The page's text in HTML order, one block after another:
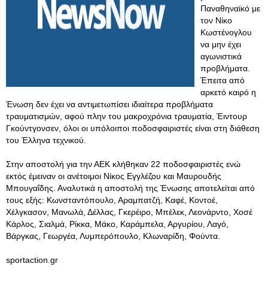
Παναθηναϊκό με
τον Νίκο
Κωστένογλου
να μην έχει
αγωνιστικά
προβλήματα.
Έπειτα από
αρκετό καιρό η
Ένωση δεν έχει να αντιμετωπίσει ιδιαίτερα προβλήματα
τραυματισμών, αφού πλην του μακροχρόνια τραυματία, Έιντουρ
Γκούντγονσεν, όλοι οι υπόλοιποι ποδοσφαιριστές είναι στη διάθεση
του Έλληνα τεχνικού.
Στην αποστολή για την ΑΕΚ κλήθηκαν 22 ποδοσφαιριστές ενώ
εκτός έμειναν οι ανέτοιμοι Νίκος Εγγλέζου και Μαυρουδής
Μπουγαΐδης. Αναλυτικά η αποστολή της Ένωσης αποτελείται από
τους εξής: Κωνσταντόπουλο, Αραμπατζή, Καφέ, Κοντοέ,
Χέλγκασον, Μανωλά, Δέλλας, Γκερέιρο, Μπέλεκ, Λεονάρντο, Χοσέ
Κάρλος, Σιαλμά, Ρίκκα, Μάκο, Καράμπελα, Αργυρίου, Λαγό,
Βάργκας, Γεωργέα, Λυμπερόπουλο, Κλωναρίδη, Φούντα.
sportaction.gr